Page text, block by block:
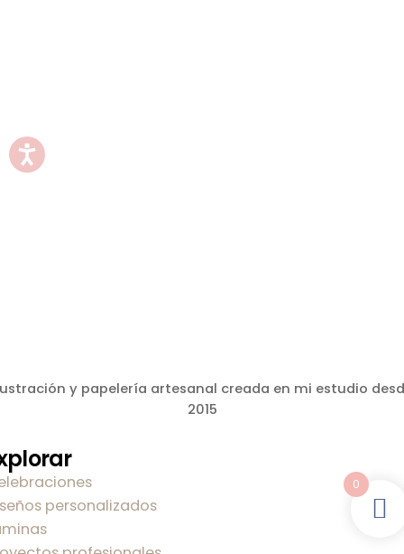
y papelería artesanal creada en mi estudio
2015
personalizados
0